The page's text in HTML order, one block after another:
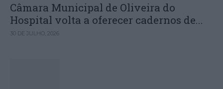
Câmara Municipal de Oliveira do
Hospital volta a oferecer cadernos de...
30 DE JULHO, 2026